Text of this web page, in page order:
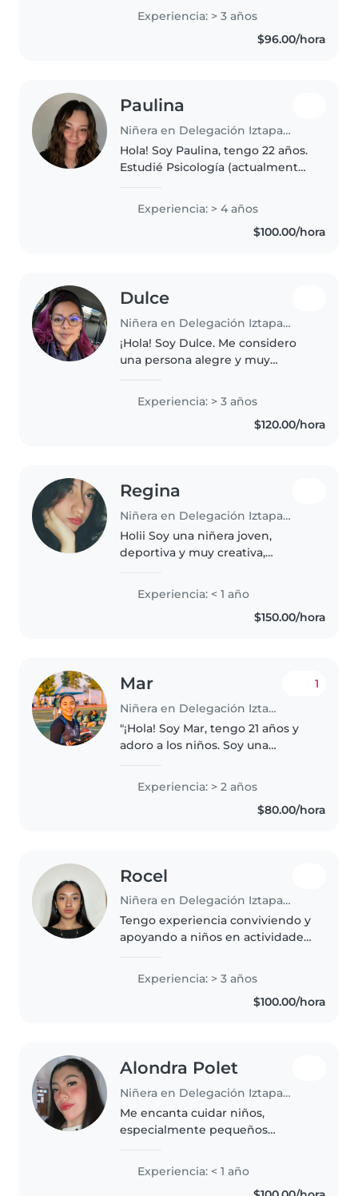
para convivir y cuidar niños. Me
gusta crear un ambiente seguro,
divertido y de confianza,..
Experiencia: > 3 años
$96.00/hora
Paulina
Niñera en Delegación Iztapalapa
Hola! Soy Paulina, tengo 22 años.
Estudié Psicología (actualmente
permitido comprender mejor el
desarrollo y las necesidades de
los niños. Además, trabajé en..
Experiencia: > 4 años
$100.00/hora
Dulce
Niñera en Delegación Iztapalapa
¡Hola! Soy Dulce. Me considero
una persona alegre y muy
unos gemelos (mi contrato
termina en septiembre cuando
entren a la escuela de tiempo
Experiencia: > 3 años
$120.00/hora
Regina
Niñera en Delegación Iztapalapa
Holii Soy una niñera joven,
deportiva y muy creativa,
niños. Tengo experiencia
cuidando niños en edad
preescolar y bebés, y me
Experiencia: < 1 año
$150.00/hora
Mar
Niñera en Delegación Iztapalapa
1
"¡Hola! Soy Mar, tengo 21 años y
adoro a los niños. Soy una
positivo de la vida. Mi
compromiso con el deporte me
Experiencia: > 2 años
$80.00/hora
Rocel
Niñera en Delegación Iztapalapa
Tengo experiencia conviviendo y
apoyando a niños en actividades
tareas escolares, lectura, escritura
y realizar actividades recreativas
Experiencia: > 3 años
$100.00/hora
Alondra Polet
Niñera en Delegación Iztapalapa
Me encanta cuidar niños,
especialmente pequeños
con ellos para hacer las tardes
más divertidas. Puedo ayudar
Experiencia: < 1 año